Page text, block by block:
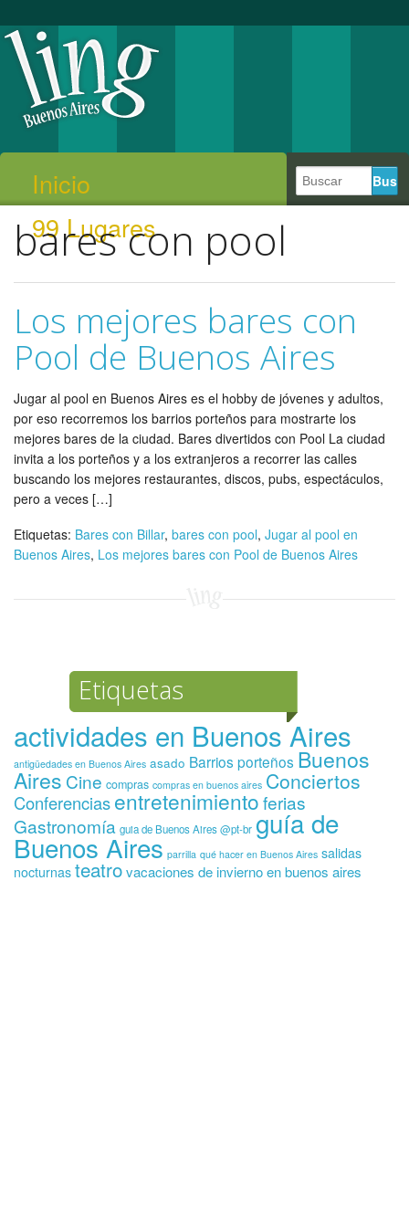
Inicio
99 Lugares
bares con pool
Los mejores bares con
Pool de Buenos Aires
Jugar al pool en Buenos Aires es el hobby de jóvenes y adultos,
por eso recorremos los barrios porteños para mostrarte los
mejores bares de la ciudad. Bares divertidos con Pool La ciudad
invita a los porteños y a los extranjeros a recorrer las calles
buscando los mejores restaurantes, discos, pubs, espectáculos,
pero a veces […]
Etiquetas: Bares con Billar, bares con pool, Jugar al pool en
Buenos Aires, Los mejores bares con Pool de Buenos Aires
Etiquetas
actividades en Buenos Aires
antigüedades en Buenos Aires asado Barrios porteños Buenos
Aires Cine compras compras en buenos aires Conciertos
Conferenciasentretenimientoferias
Gastronomía guia de Buenos Aires @pt-br guía de
Buenos Aires parrilla qué hacer en Buenos Aires salidas
nocturnas teatrovacaciones de invierno en buenos aires